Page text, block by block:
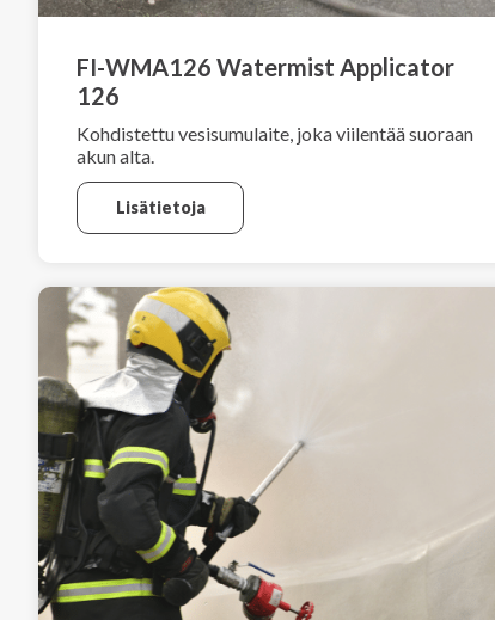
FI-WMA126 Watermist Applicator
126
Kohdistettu vesisumulaite, joka viilentää suoraan
akun alta.
Lisätietoja